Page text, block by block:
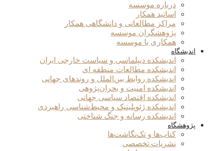
درباره موسسه
اساتید همکار
مراکز مطالعاتی و دانشگاهی همکار
پژوهشگران موسسه
همکاری با موسسه
اندیشگاه
اندیشکده دیپلماسی و سیاست خارجی ایران
اندیشکده مطالعات منطقه ای
اندیشکده روابط بین‌الملل و روندهای جهانی
اندیشکده امنیت و بحران‌پژوهی
اندیشکده اقتصاد سیاسی جهانی
اندیشکده ژئوپلیتیک و محیط‌شناسی راهبردی
اندیشکده رسانه و جنگ شناختی
پژوهشگاه
کتاب‌ها و تک‌نگاشت‌ها
نشریات تخصصی